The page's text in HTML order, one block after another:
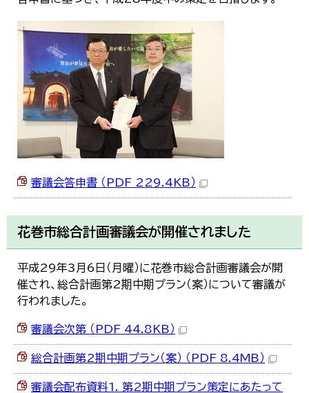
審議会答申書 （PDF 229.4KB）
花巻市総合計画審議会が開催されました
平成29年3月6日（月曜）に花巻市総合計画審議会が開
催され、総合計画第2期中期プラン（案）について審議が
行われました。
審議会次第 （PDF 44.8KB）
総合計画第2期中期プラン（案） （PDF 8.4MB）
審議会配布資料1. 第2期中期プラン策定にあたって